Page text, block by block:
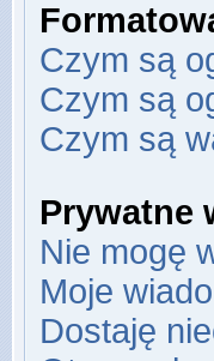
Czym są
Czym są
Czym są
Prywatne
Nie mogę
Moje
Dostaję